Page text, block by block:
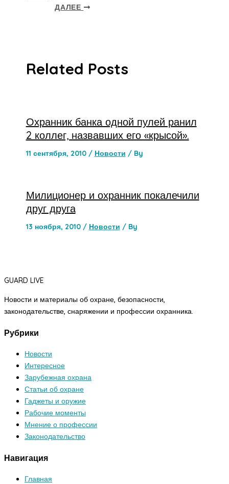
ДАЛЕЕ
Related Posts
Охранник банка одной пулей ранил
2 коллег, назвавших его «крысой».
11 сентября, 2010 / Новости / By
Милиционер и охранник покалечили
друг друга
13 ноября, 2010 / Новости / By
GUARD LIVE
Новости и материалы об охране, безопасности,
законодательстве, снаряжении и профессии охранника.
Рубрики
Новости
Интересное
Зарубежная охрана
Статьи об охране
Гаджеты и оружие
Рабочие моменты
Мнение о профессии
Законодательство
Навигация
Главная